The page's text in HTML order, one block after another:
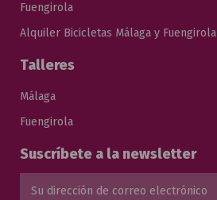
Fuengirola
Alquiler Bicicletas Málaga y Fuengirola
Talleres
Málaga
Fuengirola
Suscríbete a la newsletter